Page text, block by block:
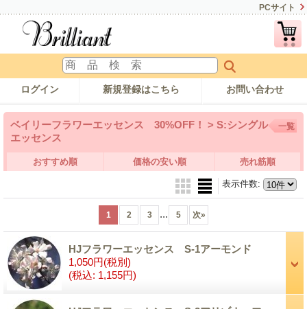
PCサイト
ログイン 新規登録はこちら お問い合わせ
ベイリーフラワーエッセンス 30%OFF！ > S:シングル
エッセンス
一覧
おすすめ順 価格の安い順 売れ筋順
表示件数:
1 2 3 ... 5 次»
HJフラワーエッセンス S-1アーモンド
1,050円(税別)
(税込: 1,155円)